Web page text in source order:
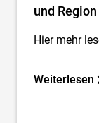
und
Hier mehr
Weiterlesen